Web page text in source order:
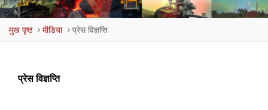
Breadcrumb
मुख पृष्ठ मीडिया प्रेस विज्ञप्ति
प्रेस विज्ञप्ति